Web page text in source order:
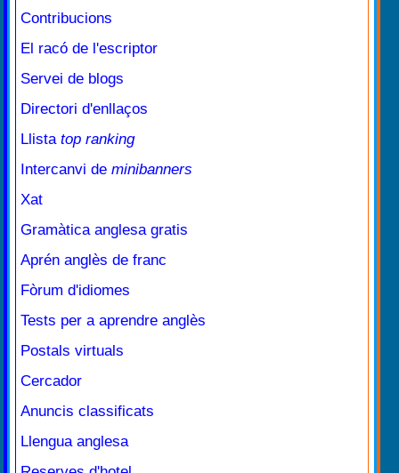
Contribucions
El racó de l'escriptor
Servei de blogs
Directori d'enllaços
Llista top ranking
Intercanvi de minibanners
Xat
Gramàtica anglesa gratis
Aprén anglès de franc
Fòrum d'idiomes
Tests per a aprendre anglès
Postals virtuals
Cercador
Anuncis classificats
Llengua anglesa